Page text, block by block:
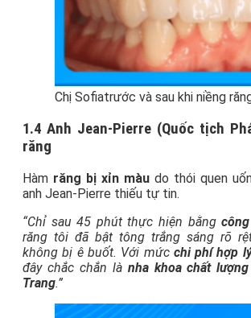
Chị Sofiatrước và sau khi niềng
1.4 Anh Jean-Pierre (Quốc tịch
răng
Hàm răng bị xỉn màu do thói quen
anh Jean-Pierre thiếu tự tin.
“Chỉ sau 45 phút thực hiện bằng
răng tôi đã bật tông trắng sáng rõ
không bị ê buốt. Với mức chi phí hợp
đây chắc chắn là nha khoa chất
Trang.”